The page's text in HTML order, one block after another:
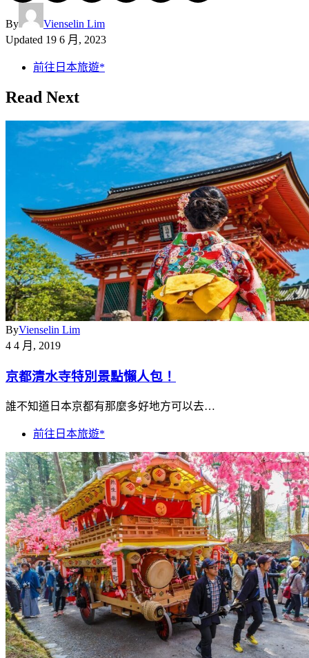
By
Vienselin Lim
Updated 19 6 月, 2023
前往日本旅遊*
Read Next
ByVienselin Lim
4 4 月, 2019
京都清水寺特別景點懶人包！
誰不知道日本京都有那麼多好地方可以去…
前往日本旅遊*